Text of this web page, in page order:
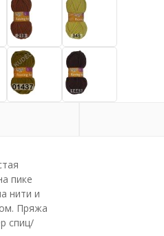
пике
нити и
Пряжа
спиц/